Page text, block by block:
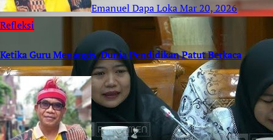
Emanuel Dapa LokaMar 20, 2026
Refleksi
Ketika Guru Menangis, Dunia Pendidikan Patut Berkaca